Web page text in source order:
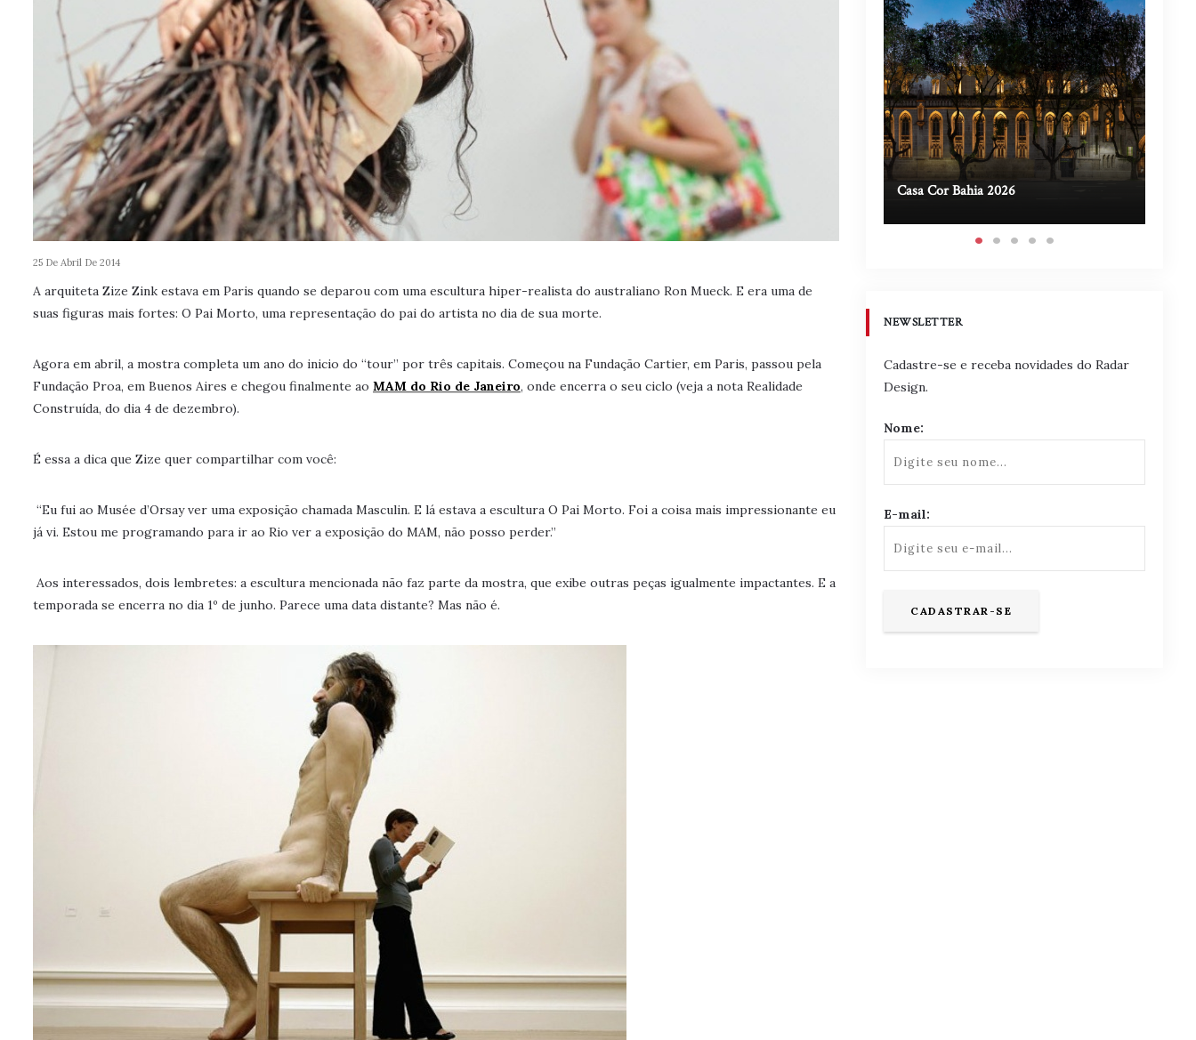
25 De Abril De 2014
A arquiteta Zize Zink estava em Paris quando se deparou com uma escultura hiper-realista do australiano Ron Mueck. E era uma de
suas figuras mais fortes: O Pai Morto, uma representação do pai do artista no dia de sua morte.
Agora em abril, a mostra completa um ano do inicio do “tour” por três capitais. Começou na Fundação Cartier, em Paris, passou pela
Fundação Proa, em Buenos Aires e chegou finalmente ao MAM do Rio de Janeiro, onde encerra o seu ciclo (veja a nota Realidade
Construída, do dia 4 de dezembro).
É essa a dica que Zize quer compartilhar com você:
“Eu fui ao Musée d’Orsay ver uma exposição chamada Masculin. E lá estava a escultura O Pai Morto. Foi a coisa mais impressionante eu
já vi. Estou me programando para ir ao Rio ver a exposição do MAM, não posso perder.”
Aos interessados, dois lembretes: a escultura mencionada não faz parte da mostra, que exibe outras peças igualmente impactantes. E a
temporada se encerra no dia 1º de junho. Parece uma data distante? Mas não é.
Casa Cor Bahia 2026
NEWSLETTER
Cadastre-se e receba novidades do Radar
Design.
Nome:
E-mail: